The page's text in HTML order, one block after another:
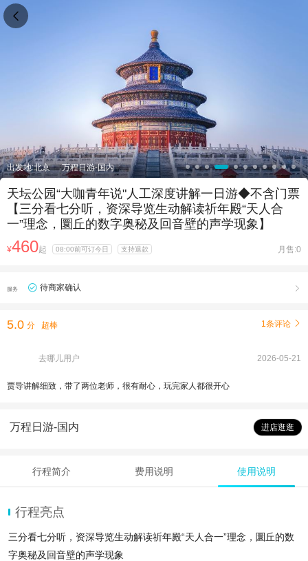
出发地:北京 万程日游-国内
天坛公园“大咖青年说"人工深度讲解一日游◆不含门票
【三分看七分听，资深导览生动解读祈年殿“天人合
一”理念，圜丘的数字奥秘及回音壁的声学现象】
¥460起 08:00前可订今日 支持退款 月售:0
服务 待商家确认 
5.0 分 超棒 1条评论 
去哪儿用户 2026-05-21
贾导讲解细致，带了两位老师，很有耐心，玩完家人都很开心
万程日游-国内 进店逛逛
行程简介 费用说明 使用说明
行程亮点
三分看七分听，资深导览生动解读祈年殿“天人合一”理念，圜丘的数
字奥秘及回音壁的声学现象
